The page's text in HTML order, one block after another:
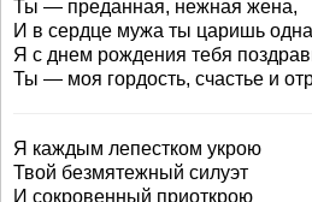
Ты — преданная, нежная жена,
И в сердце мужа ты царишь
Я с днем рождения тебя
Ты — моя гордость, счастье и
Я каждым лепестком укрою
Твой безмятежный силуэт
И сокровенный приоткрою